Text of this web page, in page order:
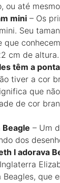
ou até
mini – Os
Seu
que
cm de altura.
têm a
tiver a cor
que
de cor
Beagle – Um
dos
I adorava
Beagles, que